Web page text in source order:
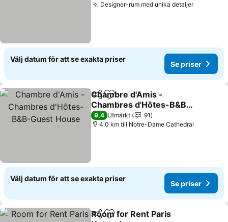
Designer-rum med unika detaljerSe priser
Välj datum för att se exakta priser
Se priser
Dela Lägg till i Mina Favoriter
Chambre d'Amis -
Chambres d'Hôtes-B&B-
Guest House
Se priser
9,4 Utmärkt
91
4.0 km till Notre-Dame Cathedral
Välj datum för att se exakta priser
Se priser
Dela Lägg till i Mina Favoriter
Room for Rent Paris